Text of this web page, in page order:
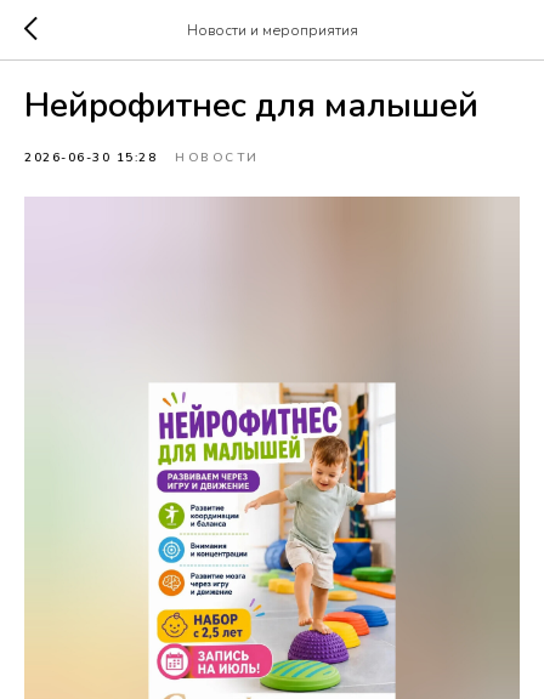
Новости и мероприятия
Нейрофитнес для малышей
2026-06-30 15:28 НОВОСТИ